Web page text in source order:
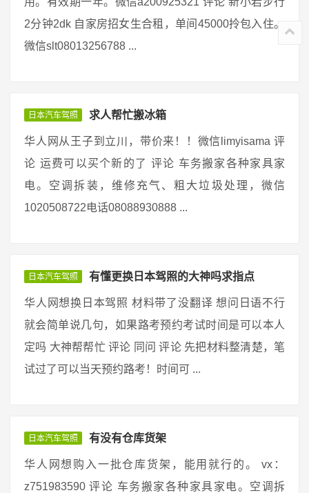
2分钟2dk 自家房招女生合租，单间45000拎包入住。
微信slt08013256788 ...
日本汽车驾照 求人帮忙搬冰箱
华人网从王子到立川，带价来！！微信limyisama 评
论 运费可以买个新的了 评论 车务搬家各种家具家
电。空调拆装，维修充气、粗大垃圾处理，微信
1020508722电话08088930888 ...
日本汽车驾照 有懂更换日本驾照的大神吗求指点
华人网想换日本驾照 材料带了没翻译 想问日语不行
就会简单说几句，如果路考预约考试时间是可以本人
定吗 大神帮帮忙 评论 同问 评论 先把材料整清楚，笔
试过了可以当天预约路考！时间可 ...
日本汽车驾照 有没有仓库货架
华人网想购入一批仓库货架，能用就行的。 vx：
z751983590 评论 车务搬家各种家具家电。空调拆